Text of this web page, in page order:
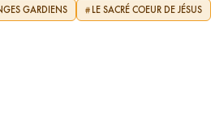
GARDIENS # LE SACRÉ COEUR DE JÉSUS